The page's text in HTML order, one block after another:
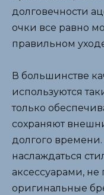
долговечности
очки все равно
правильном
В большинстве
используются
только
сохраняют
долгого времени.
наслаждаться
аксессуарами, не
оригинальные